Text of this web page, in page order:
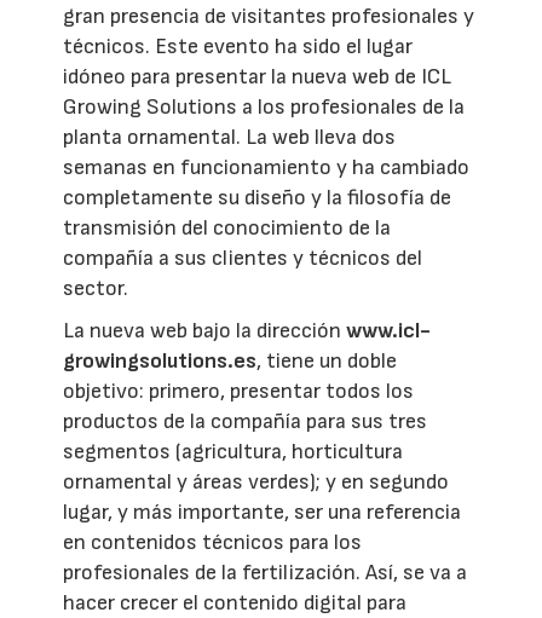
gran presencia de visitantes profesionales y
técnicos. Este evento ha sido el lugar
idóneo para presentar la nueva web de ICL
Growing Solutions a los profesionales de la
planta ornamental. La web lleva dos
semanas en funcionamiento y ha cambiado
completamente su diseño y la filosofía de
transmisión del conocimiento de la
compañía a sus clientes y técnicos del
sector.
La nueva web bajo la direcciónwww.icl-
growingsolutions.es, tiene un doble
objetivo: primero, presentar todos los
productos de la compañía para sus tres
segmentos (agricultura, horticultura
ornamental y áreas verdes); y en segundo
lugar, y más importante, ser una referencia
en contenidos técnicos para los
profesionales de la fertilización. Así, se va a
hacer crecer el contenido digital para